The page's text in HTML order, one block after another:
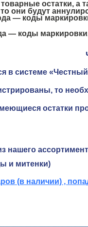
остатки, а
они будут
— коды
— коды
в системе
то
остатки
нашего
и митенки)
(в наличии) ,